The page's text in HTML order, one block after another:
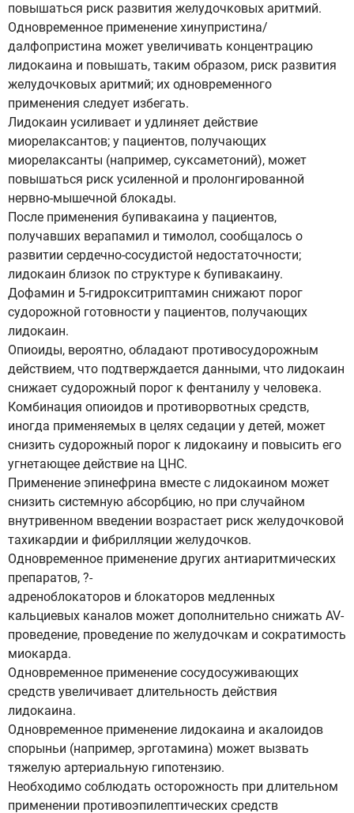
повышаться риск развития желудочковых аритмий.
Одновременное применение хинупристина/
далфопристина может увеличивать концентрацию
лидокаина и повышать, таким образом, риск развития
желудочковых аритмий; их одновременного
применения следует избегать.
Лидокаин усиливает и удлиняет действие
миорелаксантов; у пациентов, получающих
миорелаксанты (например, суксаметоний), может
повышаться риск усиленной и пролонгированной
нервно-мышечной блокады.
После применения бупивакаина у пациентов,
получавших верапамил и тимолол, сообщалось о
развитии сердечно-сосудистой недостаточности;
лидокаин близок по структуре к бупивакаину.
Дофамин и 5-гидрокситриптамин снижают порог
судорожной готовности у пациентов, получающих
лидокаин.
Опиоиды, вероятно, обладают противосудорожным
действием, что подтверждается данными, что лидокаин
снижает судорожный порог к фентанилу у человека.
Комбинация опиоидов и противорвотных средств,
иногда применяемых в целях седации у детей, может
снизить судорожный порог к лидокаину и повысить его
угнетающее действие на ЦНС.
Применение эпинефрина вместе с лидокаином может
снизить системную абсорбцию, но при случайном
внутривенном введении возрастает риск желудочковой
тахикардии и фибрилляции желудочков.
Одновременное применение других антиаритмических
препаратов, ?-
адреноблокаторов и блокаторов медленных
кальциевых каналов может дополнительно снижать AV-
проведение, проведение по желудочкам и сократимость
миокарда.
Одновременное применение сосудосуживающих
средств увеличивает длительность действия
лидокаина.
Одновременное применение лидокаина и акалоидов
спорыньи (например, эрготамина) может вызвать
тяжелую артериальную гипотензию.
Необходимо соблюдать осторожность при длительном
применении противоэпилептических средств